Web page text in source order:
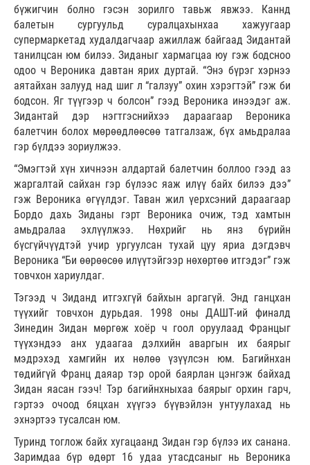
бүжигчин болно гэсэн зорилго тавьж явжээ. Каннд
балетын сургуульд суралцахынхаа хажуугаар
супермаркетад худалдагчаар ажиллаж байгаад Зидантай
танилцсан юм билээ. Зиданыг хармагцаа юу гэж бодсноо
одоо ч Вероника давтан ярих дуртай. “Энэ бүрэг хэрнээ
аятайхан залууд над шиг л “галзуу” охин хэрэгтэй” гэж би
бодсон. Яг түүгээр ч болсон” гээд Вероника инээдэг аж.
Зидантай дэр нэгтгэснийхээ дараагаар Вероника
балетчин болох мөрөөдлөөсөө татгалзаж, бүх амьдралаа
гэр бүлдээ зориулжээ.
“Эмэгтэй хүн хичнээн алдартай балетчин боллоо гээд аз
жаргалтай сайхан гэр бүлээс яаж илүү байх билээ дээ”
гэж Вероника өгүүлдэг. Таван жил үерхсэний дараагаар
Бордо дахь Зиданы гэрт Вероника очиж, тэд хамтын
амьдралаа эхлүүлжээ. Нөхрийг нь янз бүрийн
бүсгүйчүүдтэй учир ургуулсан тухай цуу яриа дэгдэвч
Вероника “Би өөрөөсөө илүүтэйгээр нөхөртөө итгэдэг” гэж
товчхон хариулдаг.
Тэгээд ч Зиданд итгэхгүй байхын аргагүй. Энд ганцхан
түүхийг товчхон дурьдая. 1998 оны ДАШТ-ий финалд
Зинедин Зидан мөргөж хоёр ч гоол оруулаад Францыг
түүхэндээ анх удаагаа дэлхийн аваргын их баярыг
мэдрэхэд хамгийн их нөлөө үзүүлсэн юм. Багийнхан
төдийгүй Франц даяар тэр орой баярлан цэнгэж байхад
Зидан яасан гээч! Тэр багийнхныхаа баярыг орхин гарч,
гэртээ очоод бяцхан хүүгээ бүүвэйлэн унтуулахад нь
эхнэртээ тусалсан юм.
Туринд тоглож байх хугацаанд Зидан гэр бүлээ их санана.
Заримдаа бүр өдөрт 16 удаа утасдсаныг нь Вероника